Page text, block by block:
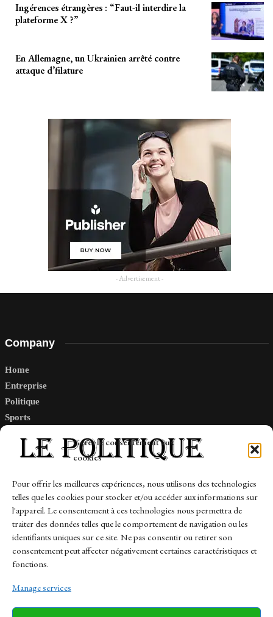
Gérer le consentement aux
cookies
Pour offrir les meilleures expériences, nous utilisons des technologies
telles que les cookies pour stocker et/ou accéder aux informations sur
l'appareil. Le consentement à ces technologies nous permettra de
traiter des données telles que le comportement de navigation ou les
identifiants uniques sur ce site. Ne pas consentir ou retirer son
consentement peut affecter négativement certaines caractéristiques et
fonctions.
Manage services
Ingérences étrangères : “Faut-il interdire la
plateforme X ?”
En Allemagne, un Ukrainien arrêté contre
attaque d’filature
- Advertisement -
Company
Home
Entreprise
Politique
Sports
Links
Contact
Sitemap
News Finance-Marches Politics